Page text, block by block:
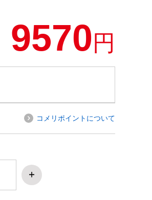
9570円
コメリポイントについて